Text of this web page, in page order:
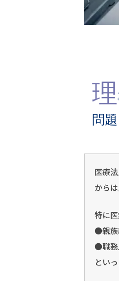
理
問
医療
から
特に医
●親族
●職務
とい